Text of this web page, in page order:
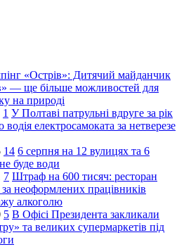
«Острів»: Дитячий майданчик
— ще більше можливостей для
на природі
1 У Полтаві патрульні вдруге за рік
електросамоката за нетверезе
14 6 серпня на 12 вулицях та 6
буде води
7 Штраф на 600 тисяч: ресторан
неоформлених працівників
алкоголю
5 В Офісі Президента закликали
та великих супермаркетів під